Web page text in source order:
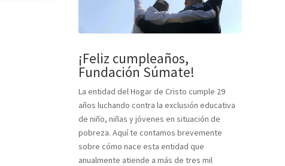
¡Feliz cumpleaños,
Fundación Súmate!
La entidad del Hogar de Cristo cumple 29
años luchando contra la exclusión educativa
de niño, niñas y jóvenes en situación de
pobreza. Aquí te contamos brevemente
sobre cómo nace esta entidad que
anualmente atiende a más de tres mil